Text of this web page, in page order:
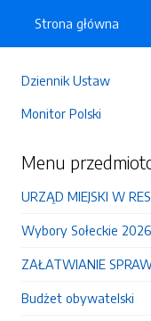
Dziennik Ustaw
Monitor Polski
Menu
URZĄD MIEJSKI W
Wybory Sołeckie 2026
ZAŁATWIANIE
Budżet obywatelski
Strona główna